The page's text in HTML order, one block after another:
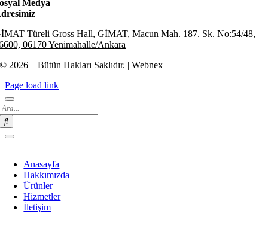
Medya
Türeli Gross Hall, GİMAT, Macun Mah. 187. Sk. No:54/48,
06170 Yenimahalle/Ankara
© 2026 – Bütün Hakları Saklıdır. |Webnex
Page load link
Anasayfa
Hakkımızda
Ürünler
Hizmetler
İletişim